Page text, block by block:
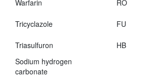
Warfarin
RO
Tricyclazole
FU
Triasulfuron
HB
Sodium hydrogen
carbonate